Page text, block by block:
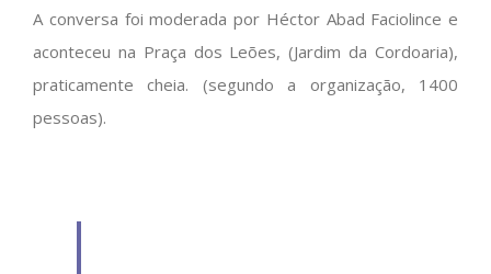
A conversa foi moderada por Héctor Abad Faciolince e
aconteceu na Praça dos Leões, (Jardim da Cordoaria),
praticamente cheia. (segundo a organização, 1400
pessoas).